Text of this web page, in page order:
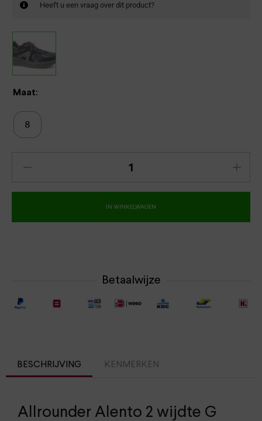
Heeft u een vraag over dit product?
Maat:
8
IN WINKELWAGEN
Betaalwijze
BESCHRIJVING KENMERKEN
Allrounder Alento 2 wijdte G